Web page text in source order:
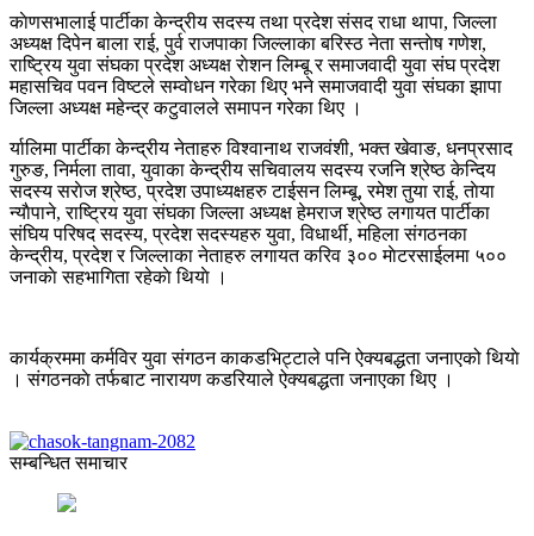
काेणसभालाई पार्टीका केन्द्रीय सदस्य तथा प्रदेश संसद राधा थापा, जिल्ला
अध्यक्ष दिपेन बाला राई, पुर्व राजपाका जिल्लाका बरिस्ठ नेता सन्ताेष गणेश,
राष्ट्रिय युवा संघका प्रदेश अध्यक्ष राेशन लिम्बू र समाजवादी युवा संघ प्रदेश
महासचिव पवन विष्टले सम्वाेधन गरेका थिए भने समाजवादी युवा संघका झापा
जिल्ला अध्यक्ष महेन्द्र कटुवालले समापन गरेका थिए ।
र्यालिमा पार्टीका केन्द्रीय नेताहरु विश्वानाथ राजवंशी, भक्त खेवाङ, धनप्रसाद
गुरुङ, निर्मला तावा, युवाका केन्द्रीय सचिवालय सदस्य रजनि श्रेष्ठ केन्दिय
सदस्य सराेज श्रेष्ठ, प्रदेश उपाध्यक्षहरु टाईसन लिम्बू, रमेश तुया राई, ताेया
न्याैपाने, राष्ट्रिय युवा संघका जिल्ला अध्यक्ष हेमराज श्रेष्ठ लगायत पार्टीका
संघिय परिषद सदस्य, प्रदेश सदस्यहरु युवा, विधार्थी, महिला संगठनका
केन्द्रीय, प्रदेश र जिल्लाका नेताहरु लगायत करिव ३०० माेटरसाईलमा ५००
जनाकाे सहभागिता रहेकाे थियाे ।
कार्यक्रममा कर्मविर युवा संगठन काकडभिट्टाले पनि ऐक्यबद्धता जनाएको थियाे
। संगठनकाे तर्फबाट नारायण कडरियाले ऐक्यबद्धता जनाएका थिए ।
सम्बन्धित समाचार